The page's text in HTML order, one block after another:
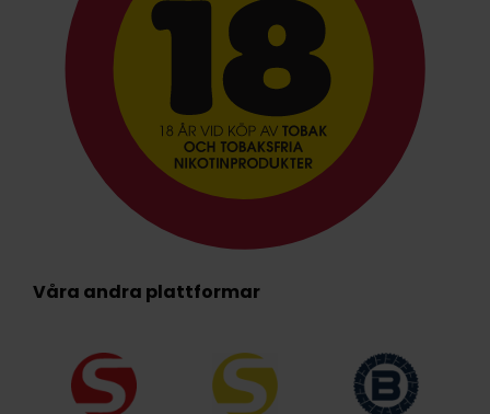
Våra andra plattformar